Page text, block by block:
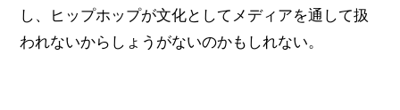
し、ヒップホップが文化としてメディアを通して扱
われないからしょうがないのかもしれない。